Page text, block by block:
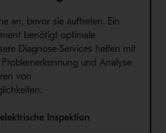
an, bevor sie auftreten. Ein
benötigt optimale
Diagnose-Services helfen mit
und Analyse
von
Inspektion